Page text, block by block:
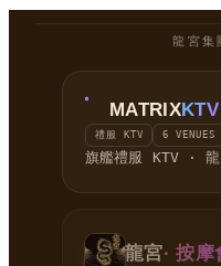
龍宮
MATRIXKTV
禮服 KTV 6 VENUES
旗艦禮服 KTV · 龍
龍宮· 按摩